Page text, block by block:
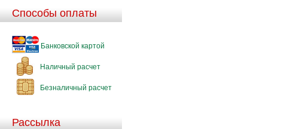
Способы оплаты
Банковской картой
Наличный расчет
Безналичный расчет
Рассылка